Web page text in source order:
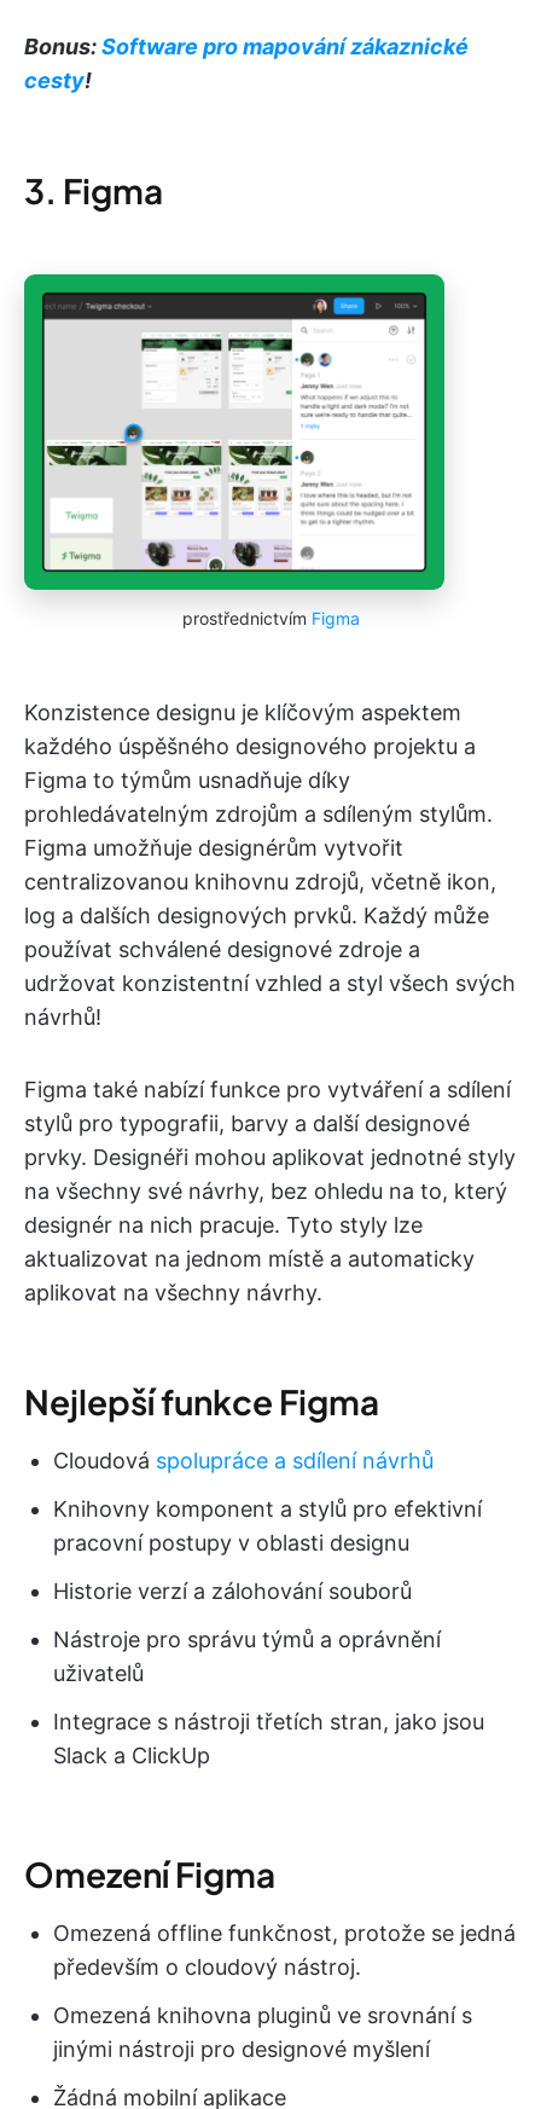
Bonus:Software pro mapování zákaznické
cesty!
3. Figma
prostřednictvím Figma
Konzistence designu je klíčovým aspektem
každého úspěšného designového projektu a
Figma to týmům usnadňuje díky
prohledávatelným zdrojům a sdíleným stylům.
Figma umožňuje designérům vytvořit
centralizovanou knihovnu zdrojů, včetně ikon,
log a dalších designových prvků. Každý může
používat schválené designové zdroje a
udržovat konzistentní vzhled a styl všech svých
návrhů!
Figma také nabízí funkce pro vytváření a sdílení
stylů pro typografii, barvy a další designové
prvky. Designéři mohou aplikovat jednotné styly
na všechny své návrhy, bez ohledu na to, který
designér na nich pracuje. Tyto styly lze
aktualizovat na jednom místě a automaticky
aplikovat na všechny návrhy.
Nejlepší funkce Figma
Cloudová spolupráce a sdílení návrhů
Knihovny komponent a stylů pro efektivní
pracovní postupy v oblasti designu
Historie verzí a zálohování souborů
Nástroje pro správu týmů a oprávnění
uživatelů
Integrace s nástroji třetích stran, jako jsou
Slack a ClickUp
Omezení Figma
Omezená offline funkčnost, protože se jedná
především o cloudový nástroj.
Omezená knihovna pluginů ve srovnání s
jinými nástroji pro designové myšlení
Žádná mobilní aplikace